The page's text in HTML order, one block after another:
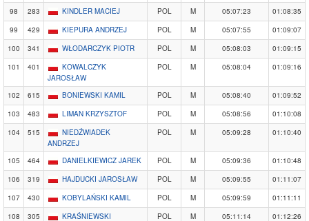
98
283 KINDLER MACIEJ POL M 05:07:23
01:08:35
99
429 KIEPURA ANDRZEJ POL M 05:07:55
01:09:07
100
341 WŁODARCZYK PIOTR POL M 05:08:03
01:09:15
101
401
KOWALCZYK
JAROSŁAW
POL M 05:08:04 01:09:16
102 615 BONIEWSKI KAMIL POL M 05:08:40
01:09:52
103
483 LIMAN KRZYSZTOF POL M 05:08:56
01:10:08
104
515
NIEDŹWIADEK
ANDRZEJ
POL M 05:09:28 01:10:40
105 464 DANIELKIEWICZ JAREK POL M 05:09:36
01:10:48
106
319 HAJDUCKI JAROSŁAW POL M 05:09:55
01:11:07
107
430 KOBYLAŃSKI KAMIL POL M 05:09:59
01:11:11
108
305
KRAŚNIEWSKI
POL M 05:11:14 01:12:26